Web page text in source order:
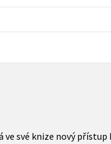
ve své knize nový